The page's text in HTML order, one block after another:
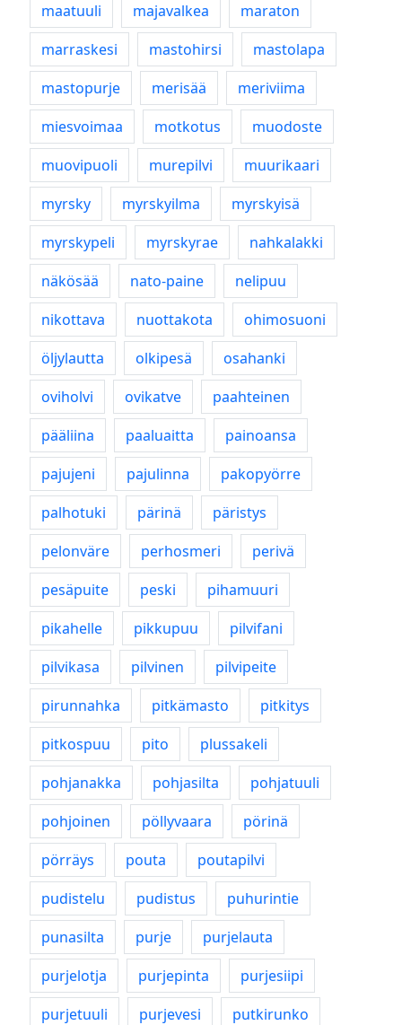
maatuuli
majavalkea
maraton
marraskesi
mastohirsi
mastolapa
mastopurje
merisää
meriviima
miesvoimaa
motkotus
muodoste
muovipuoli
murepilvi
muurikaari
myrsky
myrskyilma
myrskyisä
myrskypeli
myrskyrae
nahkalakki
näkösää
nato-paine
nelipuu
nikottava
nuottakota
ohimosuoni
öljylautta
olkipesä
osahanki
oviholvi
ovikatve
paahteinen
pääliina
paaluaitta
painoansa
pajujeni
pajulinna
pakopyörre
palhotuki
pärinä
päristys
pelonväre
perhosmeri
perivä
pesäpuite
peski
pihamuuri
pikahelle
pikkupuu
pilvifani
pilvikasa
pilvinen
pilvipeite
pirunnahka
pitkämasto
pitkitys
pitkospuu
pito
plussakeli
pohjanakka
pohjasilta
pohjatuuli
pohjoinen
pöllyvaara
pörinä
pörräys
pouta
poutapilvi
pudistelu
pudistus
puhurintie
punasilta
purje
purjelauta
purjelotja
purjepinta
purjesiipi
purjetuuli
purjevesi putkirunko